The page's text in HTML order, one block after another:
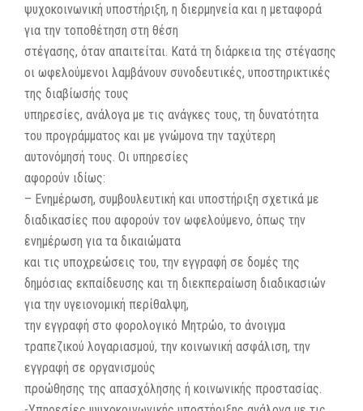
ψυχοκοινωνική υποστήριξη, η διερμηνεία και η μεταφορά
για την τοποθέτηση στη θέση
στέγασης, όταν απαιτείται. Κατά τη διάρκεια της στέγασης
οι ωφελούμενοι λαμβάνουν συνοδευτικές, υποστηρικτικές
της διαβίωσής τους
υπηρεσίες, ανάλογα με τις ανάγκες τους, τη δυνατότητα
του προγράμματος και με γνώμονα την ταχύτερη
αυτονόμησή τους. Οι υπηρεσίες
αφορούν ιδίως:
– Ενημέρωση, συμβουλευτική και υποστήριξη σχετικά με
διαδικασίες που αφορούν τον ωφελούμενο, όπως την
ενημέρωση για τα δικαιώματα
και τις υποχρεώσεις του, την εγγραφή σε δομές της
δημόσιας εκπαίδευσης και τη διεκπεραίωση διαδικασιών
για την υγειονομική περίθαλψη,
την εγγραφή στο φορολογικό Μητρώο, το άνοιγμα
τραπεζικού λογαριασμού, την κοινωνική ασφάλιση, την
εγγραφή σε οργανισμούς
προώθησης της απασχόλησης ή κοινωνικής προστασίας.